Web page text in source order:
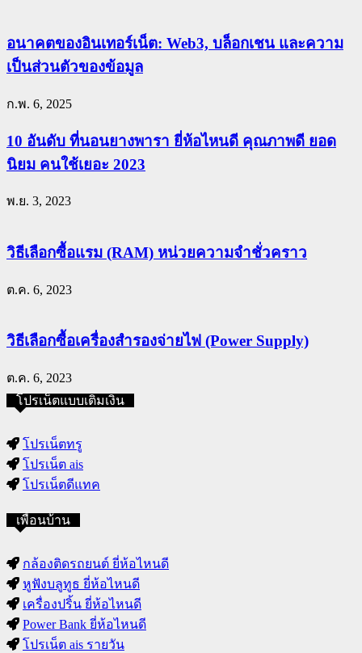
อนาคตของอินเทอร์เน็ต: Web3, บล็อกเชน และความ
เป็นส่วนตัวของข้อมูล
ก.พ. 6, 2025
10 อันดับ ที่นอนยางพารา ยี่ห้อไหนดี คุณภาพดี ยอด
นิยม คนใช้เยอะ 2023
พ.ย. 3, 2023
วิธีเลือกซื้อแรม (RAM) หน่วยความจำชั่วคราว
ต.ค. 6, 2023
วิธีเลือกซื้อเครื่องสำรองจ่ายไฟ (Power Supply)
ต.ค. 6, 2023
โปรเน็ตแบบเติมเงิน
โปรเน็ตทรู
โปรเน็ต ais
โปรเน็ตดีแทค
เพื่อนบ้าน
กล้องติดรถยนต์ ยี่ห้อไหนดี
หูฟังบลูทูธ ยี่ห้อไหนดี
เครื่องปริ้น ยี่ห้อไหนดี
Power Bank ยี่ห้อไหนดี
โปรเน็ต ais รายวัน